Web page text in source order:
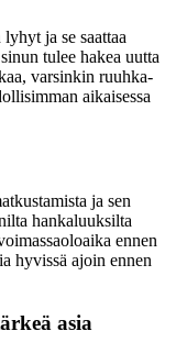
ja se saattaa
tulee hakea uutta
varsinkin ruuhka-
aikaisessa
ja sen
hankaluuksilta
ennen
hyvissä ajoin ennen
asia